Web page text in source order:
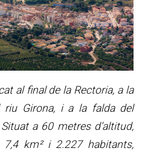
al final de la Rectoria, a la
riu Girona, i a la falda del
a 60 metres d’altitud,
km² i 2.227 habitants,